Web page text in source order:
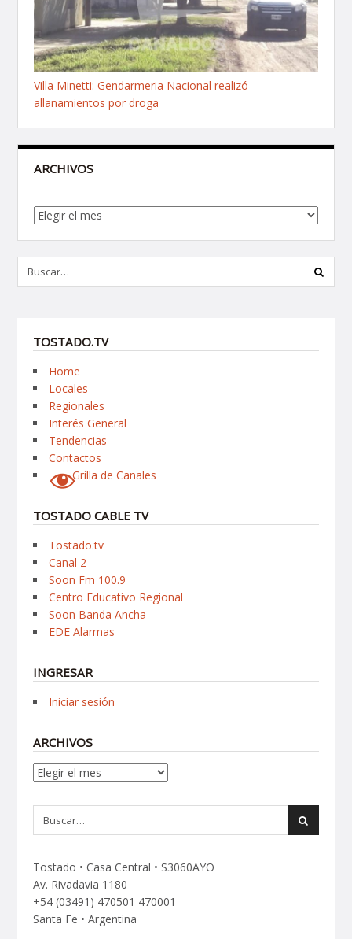
Villa Minetti: Gendarmeria Nacional realizó
allanamientos por droga
ARCHIVOS
Archivos
TOSTADO.TV
Home
Locales
Regionales
Interés General
Tendencias
Contactos
Grilla de Canales
TOSTADO CABLE TV
Tostado.tv
Canal 2
Soon Fm 100.9
Centro Educativo Regional
Soon Banda Ancha
EDE Alarmas
INGRESAR
Iniciar sesión
ARCHIVOS
Archivos
Tostado • Casa Central • S3060AYO
Av. Rivadavia 1180
+54 (03491) 470501 470001
Santa Fe • Argentina